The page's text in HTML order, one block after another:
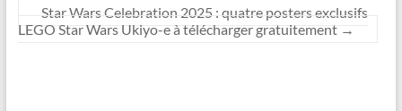
Star Wars Celebration 2025 : quatre posters exclusifs
LEGO Star Wars Ukiyo-e à télécharger gratuitement →